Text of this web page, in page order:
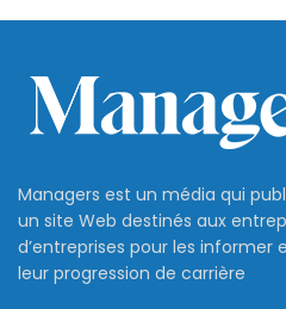
Managers est un média qui
un site Web destinés aux
d’entreprises pour les
leur progression de carrière